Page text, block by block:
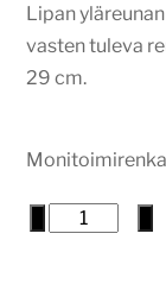
Lipan
vasten tuleva
29 cm.
Aurinkolippa